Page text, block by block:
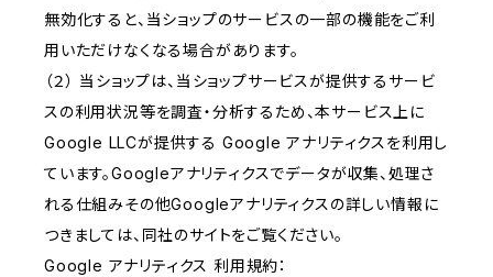
無効化すると、当ショップのサービスの一部の機能をご利
用いただけなくなる場合があります。
（２） 当ショップは、当ショップサービスが提供するサービ
スの利用状況等を調査・分析するため、本サービス上に
Google LLCが提供する Google アナリティクスを利用し
ています。Googleアナリティクスでデータが収集、処理さ
れる仕組みその他Googleアナリティクスの詳しい情報に
つきましては、同社のサイトをご覧ください。
Google アナリティクス 利用規約：